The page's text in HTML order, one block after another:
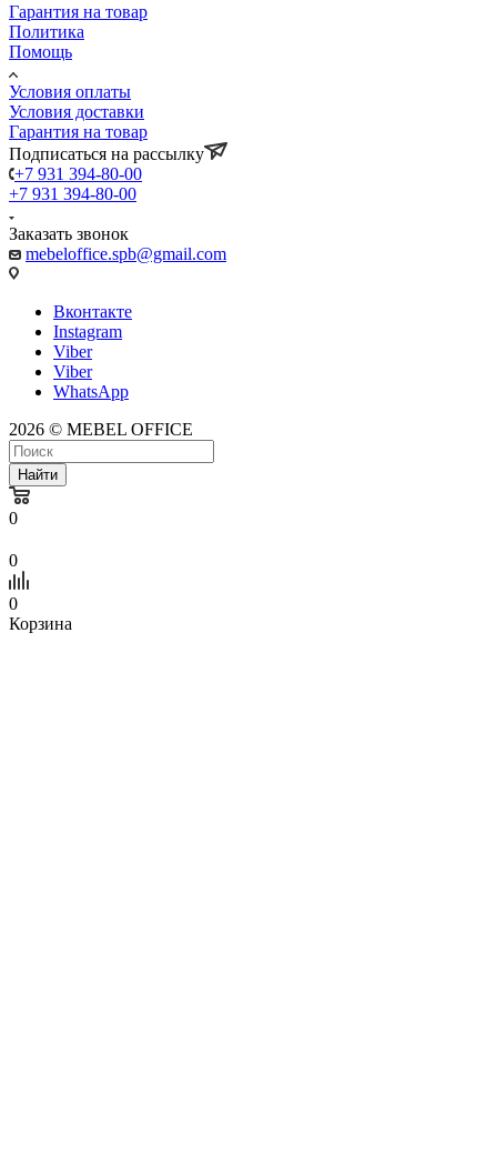
Гарантия на товар
Политика
Помощь
Условия оплаты
Условия доставки
Гарантия на товар
Подписаться на рассылку
+7 931 394-80-00
+7 931 394-80-00
Заказать звонок
mebeloffice.spb@gmail.com
Вконтакте
Instagram
Viber
Viber
WhatsApp
2026 © MEBEL OFFICE
Найти
0
0
0
Корзина